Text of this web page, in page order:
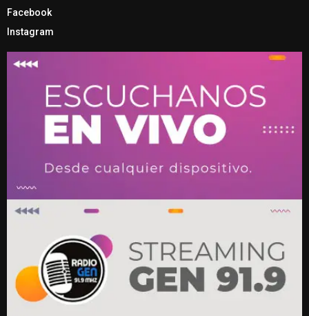
Facebook
Instagram